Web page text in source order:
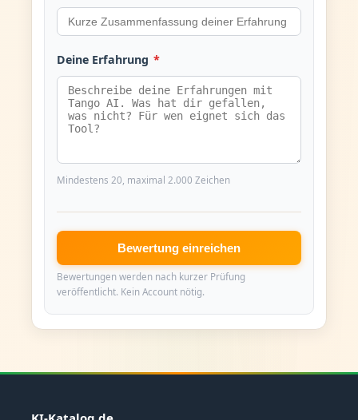
Deine Erfahrung *
Mindestens 20, maximal 2.000 Zeichen
Bewertung einreichen
Bewertungen werden nach kurzer Prüfung
veröffentlicht. Kein Account nötig.